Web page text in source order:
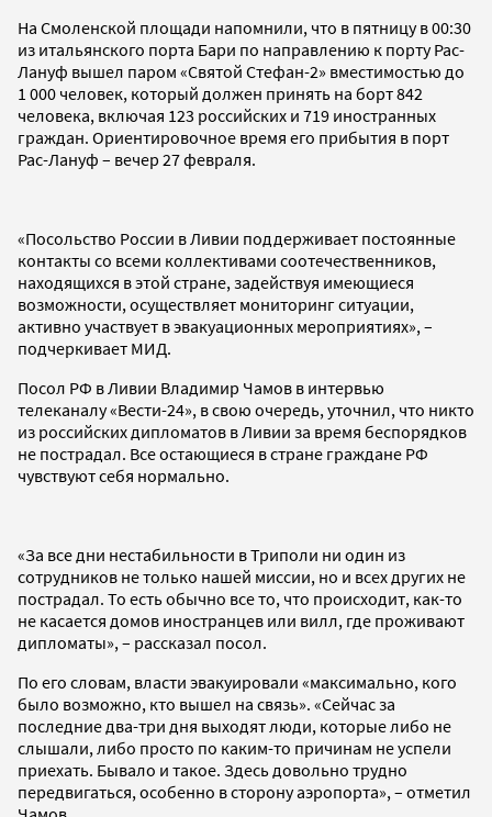
На Смоленской площади напомнили, что в пятницу в 00:30
из итальянского порта Бари по направлению к порту Рас-
Лануф вышел паром «Святой Стефан-2» вместимостью до
1 000 человек, который должен принять на борт 842
человека, включая 123 российских и 719 иностранных
граждан. Ориентировочное время его прибытия в порт
Рас-Лануф – вечер 27 февраля.
«Посольство России в Ливии поддерживает постоянные
контакты со всеми коллективами соотечественников,
находящихся в этой стране, задействуя имеющиеся
возможности, осуществляет мониторинг ситуации,
активно участвует в эвакуационных мероприятиях», –
подчеркивает МИД.
Посол РФ в Ливии Владимир Чамов в интервью
телеканалу «Вести-24», в свою очередь, уточнил, что никто
из российских дипломатов в Ливии за время беспорядков
не пострадал. Все остающиеся в стране граждане РФ
чувствуют себя нормально.
«За все дни нестабильности в Триполи ни один из
сотрудников не только нашей миссии, но и всех других не
пострадал. То есть обычно все то, что происходит, как-то
не касается домов иностранцев или вилл, где проживают
дипломаты», – рассказал посол.
По его словам, власти эвакуировали «максимально, кого
было возможно, кто вышел на связь». «Сейчас за
последние два-три дня выходят люди, которые либо не
слышали, либо просто по каким-то причинам не успели
приехать. Бывало и такое. Здесь довольно трудно
передвигаться, особенно в сторону аэропорта», – отметил